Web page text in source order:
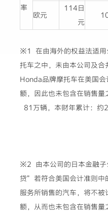
率
欧元
114日
元
※1 在由海外的权益法适用
托车之中，未由本公司及
Honda品牌摩托车在美国
额，因此也未包含在销售
81万辆，本财年累计：约
※2 由本公司的日本金融
贷”若符合美国会计准则
服务所销售的汽车，将不
额，从而也未包含在销售量